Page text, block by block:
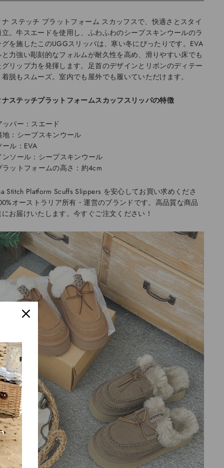
ステッチ プラットフォーム スカッフスで、快適さとスタイ
。牛スエードを使用し、ふわふわのシープスキンウールのラ
を施したこのUGGスリッパは、寒い冬にぴったりです。EVA
力強い彫刻的なフォルムが耐久性を高め、滑りやすい床でも
リップ力を発揮します。足首のデザインとリボンのディテー
脱もスムーズ。室内でも屋外でも履いていただけます。
ステッチプラットフォームスカッフスリッパの特徴
ッパー：スエード
地：シープスキンウール
ール：EVA
ンソール：シープスキンウール
ラットフォームの高さ：約4cm
Stitch Platform Scuffs Slippers を安心してお買い求めくださ
オーストラリア所有・運営のブランドです。高品質な商品
お届けいたします。今すぐご注文ください！